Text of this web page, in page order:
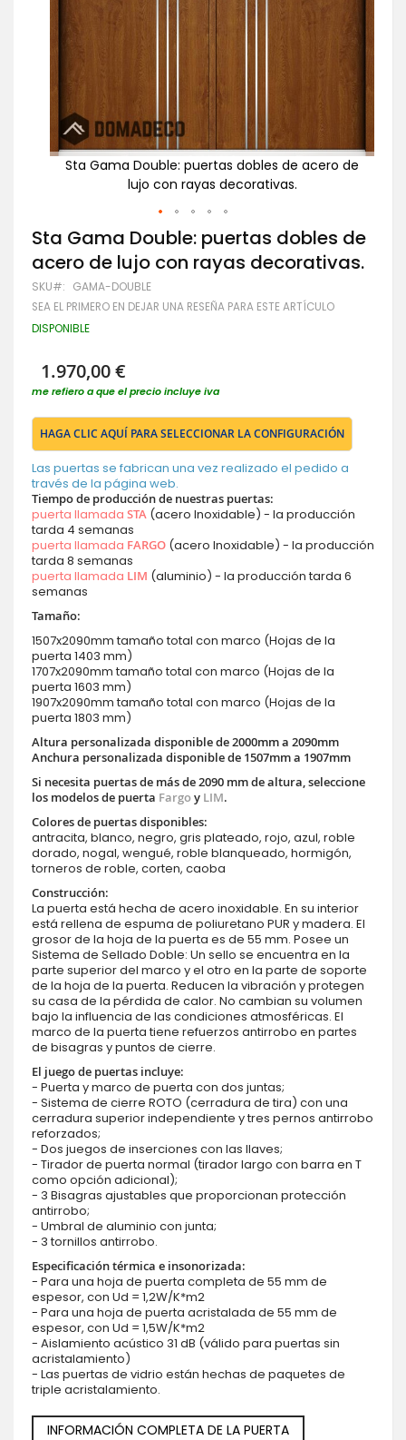
Sta Gama Double: puertas dobles de acero de
lujo con rayas decorativas.
Saltar
al
comienzo
de
la
galería
de
Sta Gama Double: puertas dobles de
acero de lujo con rayas decorativas.
SKU GAMA-DOUBLE
SEA EL PRIMERO EN DEJAR UNA RESEÑA PARA ESTE ARTÍCULO
DISPONIBLE
1.970,00 €
me refiero a que el precio incluye iva
HAGA CLIC AQUÍ PARA SELECCIONAR LA CONFIGURACIÓN
Las puertas se fabrican una vez realizado el pedido a
través de la página web.
Tiempo de producción de nuestras puertas:
puerta llamada STA (acero Inoxidable) - la producción
tarda 4 semanas
puerta llamada FARGO (acero Inoxidable) - la producción
tarda 8 semanas
puerta llamada LIM (aluminio) - la producción tarda 6
semanas
Tamaño:
1507x2090mm tamaño total con marco (Hojas de la
puerta 1403 mm)
1707x2090mm tamaño total con marco (Hojas de la
puerta 1603 mm)
1907x2090mm tamaño total con marco (Hojas de la
puerta 1803 mm)
Altura personalizada disponible de 2000mm a 2090mm
Anchura personalizada disponible de 1507mm a 1907mm
Si necesita puertas de más de 2090 mm de altura, seleccione
los modelos de puerta Fargoy LIM.
Colores de puertas disponibles:
antracita, blanco, negro, gris plateado, rojo, azul, roble
dorado, nogal, wengué, roble blanqueado, hormigón,
torneros de roble, corten, caoba
Construcción:
La puerta está hecha de acero inoxidable. En su interior
está rellena de espuma de poliuretano PUR y madera. El
grosor de la hoja de la puerta es de 55 mm. Posee un
Sistema de Sellado Doble: Un sello se encuentra en la
parte superior del marco y el otro en la parte de soporte
de la hoja de la puerta. Reducen la vibración y protegen
su casa de la pérdida de calor. No cambian su volumen
bajo la influencia de las condiciones atmosféricas. El
marco de la puerta tiene refuerzos antirrobo en partes
de bisagras y puntos de cierre.
El juego de puertas incluye:
- Puerta y marco de puerta con dos juntas;
- Sistema de cierre ROTO (cerradura de tira) con una
cerradura superior independiente y tres pernos antirrobo
reforzados;
- Dos juegos de inserciones con las llaves;
- Tirador de puerta normal (tirador largo con barra en T
como opción adicional);
- 3 Bisagras ajustables que proporcionan protección
antirrobo;
- Umbral de aluminio con junta;
- 3 tornillos antirrobo.
Especificación térmica e insonorizada:
- Para una hoja de puerta completa de 55 mm de
espesor, con Ud = 1,2W/K*m2
- Para una hoja de puerta acristalada de 55 mm de
espesor, con Ud = 1,5W/K*m2
- Aislamiento acústico 31 dB (válido para puertas sin
acristalamiento)
- Las puertas de vidrio están hechas de paquetes de
triple acristalamiento.
INFORMACIÓN COMPLETA DE LA PUERTA